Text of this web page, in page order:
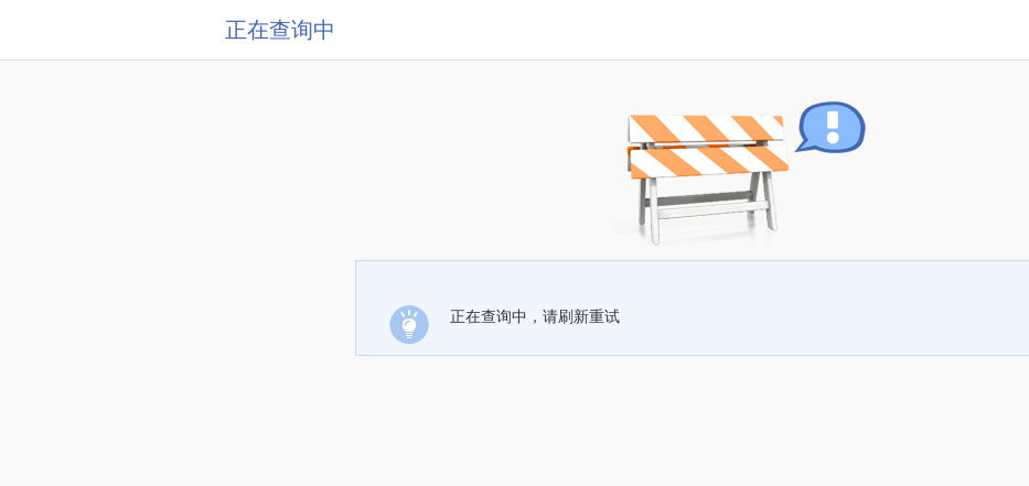
正在查询中
正在查询中，请刷新重试